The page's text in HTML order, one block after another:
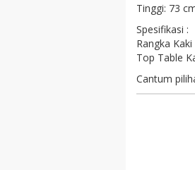
Tinggi: 73
Spesifikasi :
Rangka
Top Table
Cantum